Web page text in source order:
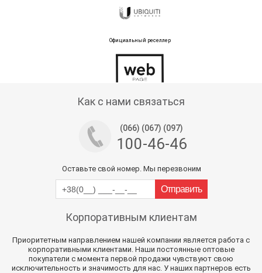
Официальный реселлер
Как с нами связаться
(066) (067) (097)
100-46-46
Оставьте свой номер. Мы перезвоним
Корпоративным клиентам
Приоритетным направлением нашей компании является работа с
корпоративными клиентами. Наши постоянные оптовые
покупатели с момента первой продажи чувствуют свою
исключительность и значимость для нас. У наших партнеров есть